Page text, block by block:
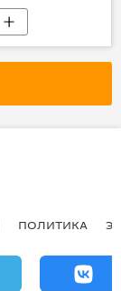
ПОЛИТИКА